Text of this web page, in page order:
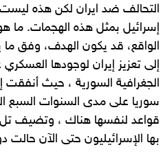
التحالف ضد ايران لكن هذه ليست
إسرائيل بمثل هذه الهجمات.
الواقع، قد يكون الهدف، وفق ما
إلى تعزيز إيران لوجودها العسكري
سوريا على مدى السنوات السبع
قواعد لنفسها هناك ، وتضيف تل
بها الإسرائيليون حتى الآن